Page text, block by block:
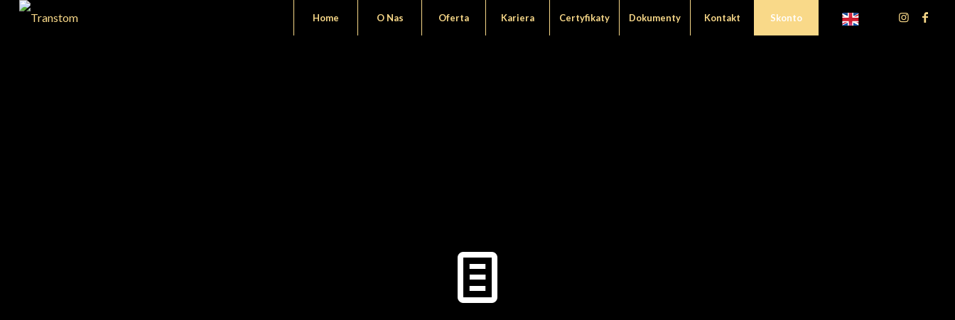
Home O Nas Oferta Kariera Certyfikaty Dokumenty Kontakt Skonto